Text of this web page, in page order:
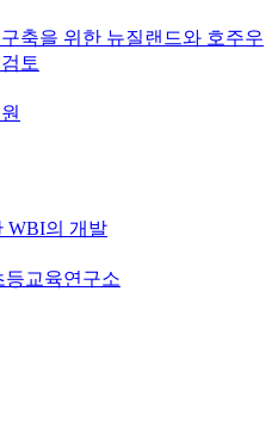
축을 위한 뉴질랜드와 호주우
토
WBI의 개발
등교육연구소